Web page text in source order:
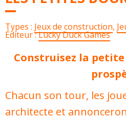
Types : Jeux de construction,
Éditeur :Lucky Duck Games
Construisez la
Chacun son tour, les
architecte et